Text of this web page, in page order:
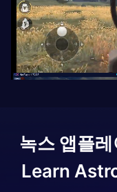
녹스 앱플
Learn